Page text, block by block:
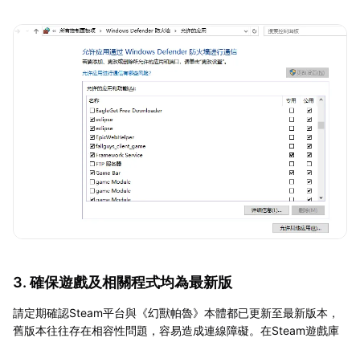
3. 確保遊戲及相關程式均為最新版
請定期確認Steam平台與《幻獸帕魯》本體都已更新至最新版本，
舊版本往往存在相容性問題，容易造成連線障礙。在Steam遊戲庫